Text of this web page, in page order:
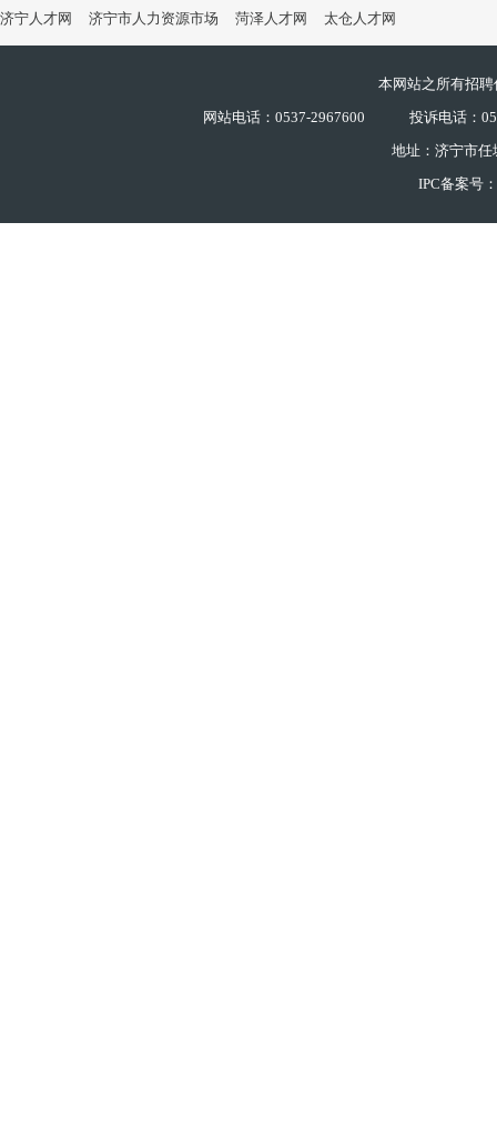
济宁人才网 济宁市人力资源市场 菏泽人才网 太仓人才网
本网站之所有招
网站电话：0537-2967600
投诉电话：
地址：济宁市任
IPC备案号